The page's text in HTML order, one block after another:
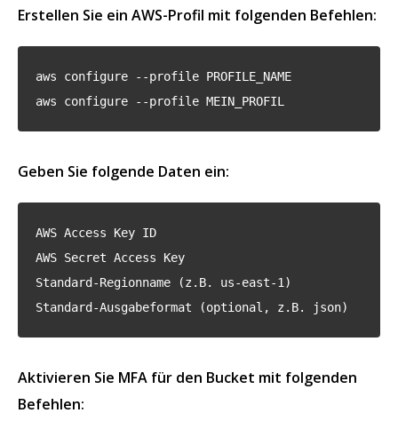
Erstellen Sie ein AWS-Profil mit folgenden Befehlen:
aws configure --profile PROFILE_NAME
aws configure --profile MEIN_PROFIL
Geben Sie folgende Daten ein:
AWS Access Key ID
AWS Secret Access Key
Standard-Regionname (z.B. us-east-1)
Standard-Ausgabeformat (optional, z.B. json)
Aktivieren Sie MFA für den Bucket mit folgenden
Befehlen: